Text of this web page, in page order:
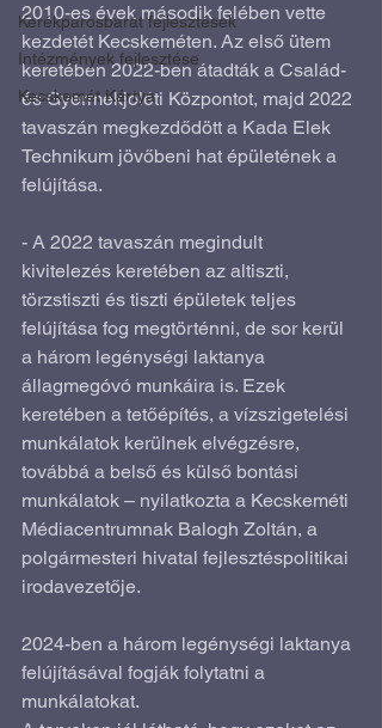
Kerékpárosbarát fejlesztések
Intézmények fejlesztése
Kecskemét Kártya
2010-es évek második felében vette
kezdetét Kecskeméten. Az első ütem
keretében 2022-ben átadták a Család-
és Gyermekjóléti Központot, majd 2022
tavaszán megkezdődött a Kada Elek
Technikum jövőbeni hat épületének a
felújítása.
- A 2022 tavaszán megindult
kivitelezés keretében az altiszti,
törzstiszti és tiszti épületek teljes
felújítása fog megtörténni, de sor kerül
a három legénységi laktanya
állagmegóvó munkáira is. Ezek
keretében a tetőépítés, a vízszigetelési
munkálatok kerülnek elvégzésre,
továbbá a belső és külső bontási
munkálatok – nyilatkozta a Kecskeméti
Médiacentrumnak Balogh Zoltán, a
polgármesteri hivatal fejlesztéspolitikai
irodavezetője.
2024-ben a három legénységi laktanya
felújításával fogják folytatni a
munkálatokat.